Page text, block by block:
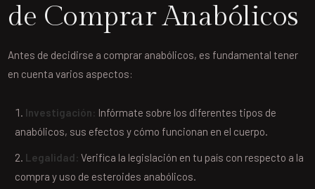
de Comprar Anabólicos
Antes de decidirse a comprar anabólicos, es fundamental tener
en cuenta varios aspectos:
Investigación: Infórmate sobre los diferentes tipos de
anabólicos, sus efectos y cómo funcionan en el cuerpo.
Legalidad: Verifica la legislación en tu país con respecto a la
compra y uso de esteroides anabólicos.